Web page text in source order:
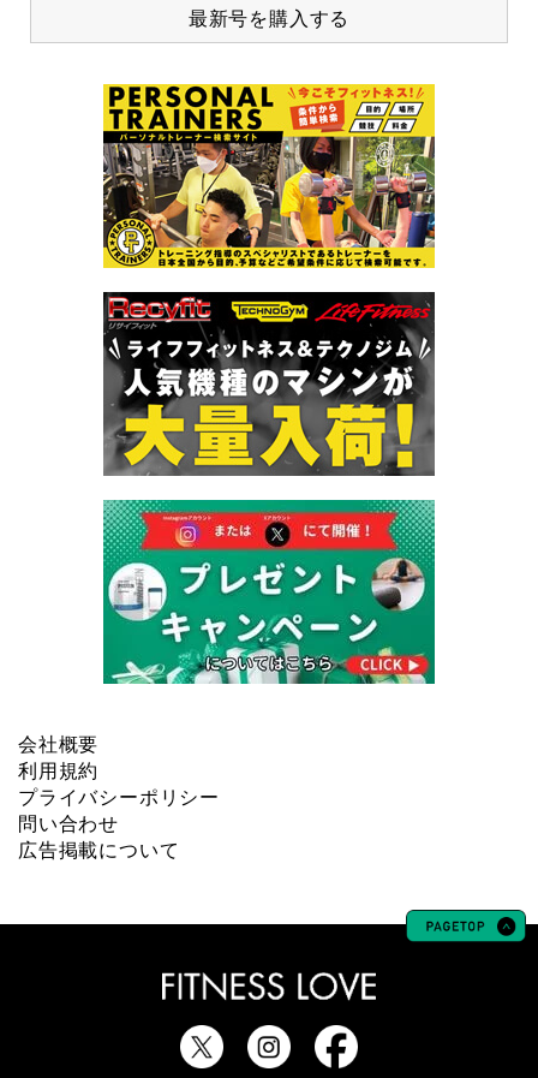
最新号を購入する
会社概要
利用規約
プライバシーポリシー
問い合わせ
広告掲載について